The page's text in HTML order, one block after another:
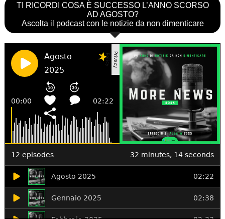
TI RICORDI COSA È SUCCESSO L’ANNO SCORSO
AD AGOSTO?
Ascolta il podcast con le notizie da non dimenticare